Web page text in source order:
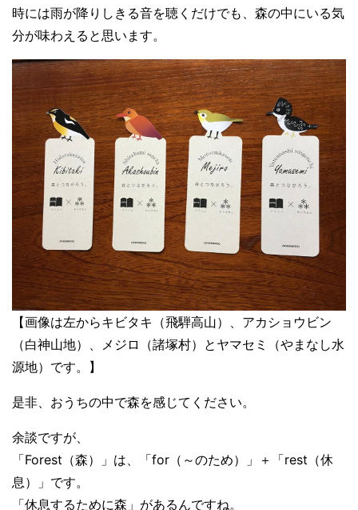
時には雨が降りしきる音を聴くだけでも、森の中にいる気
分が味わえると思います。
【画像は左からキビタキ（飛騨高山）、アカショウビン
（白神山地）、メジロ（諸塚村）とヤマセミ（やまなし水
源地）です。】
是非、おうちの中で森を感じてください。
余談ですが、
「Forest（森）」は、「for（～のため）」＋「rest（休
息）」です。
「休息するために森」があるんですね。